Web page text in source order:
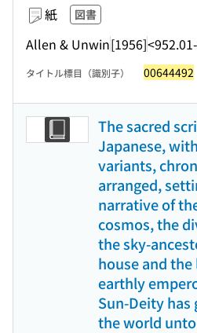
紙 図書
Allen & Unwin[1956]
タイトル標目（識別子） 00644492
The sacred
Japanese,
variants,
arranged,
narrative of
cosmos, the
the sky-
house and
earthly
Sun-Deity
the world